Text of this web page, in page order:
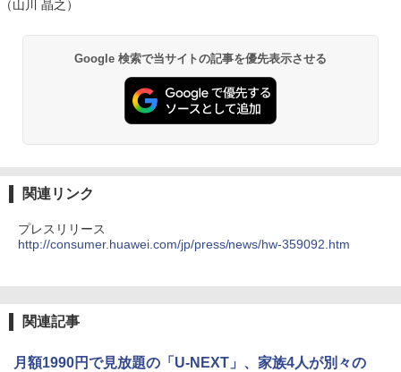
（山川 晶之）
Google 検索で当サイトの記事を優先表示させる
関連リンク
プレスリリース
http://consumer.huawei.com/jp/press/news/hw-359092.htm
関連記事
月額1990円で見放題の「U-NEXT」、家族4人が別々の